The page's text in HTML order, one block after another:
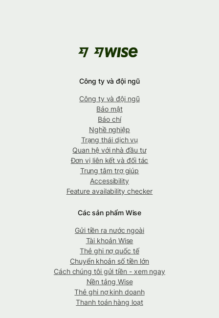
Công ty và đội ngũ
Công ty và đội ngũ
Bảo mật
Báo chí
Nghề nghiệp
Trạng thái dịch vụ
Quan hệ với nhà đầu tư
Đơn vị liên kết và đối tác
Trung tâm trợ giúp
Accessibility
Feature availability checker
Các sản phẩm Wise
Gửi tiền ra nước ngoài
Tài khoản Wise
Thẻ ghi nợ quốc tế
Chuyển khoản số tiền lớn
Cách chúng tôi gửi tiền - xem ngay
Nền tảng Wise
Thẻ ghi nợ kinh doanh
Thanh toán hàng loạt